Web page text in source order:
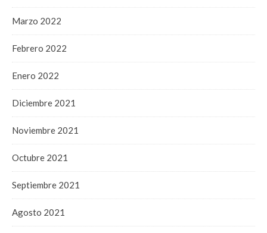
Marzo 2022
Febrero 2022
Enero 2022
Diciembre 2021
Noviembre 2021
Octubre 2021
Septiembre 2021
Agosto 2021